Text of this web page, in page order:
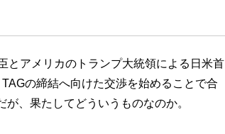
とアメリカのトランプ大統領による日米首
の締結へ向けた交渉を始めることで合
、果たしてどういうものなのか。